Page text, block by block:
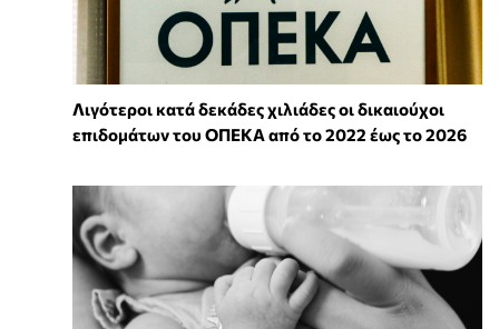
Λιγότεροι κατά δεκάδες χιλιάδες οι δικαιούχοι
επιδομάτων του ΟΠΕΚΑ από το 2022 έως το 2026